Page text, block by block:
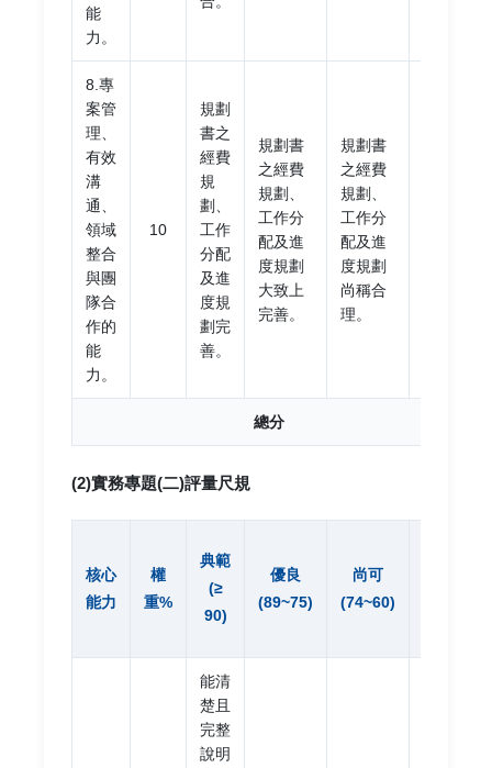
能
力。
8.專
案管
理、
有效
溝
通、
領域
整合
與團
隊合
作的
能
力。
10
規劃
書之
經費
規
劃、
工作
分配
及進
度規
劃完
善。
規劃書
之經費
規劃、
工作分
配及進
度規劃
大致上
完善。
規劃書
之經費
規劃、
工作分
配及進
度規劃
尚稱合
理。
總分
(2)實務專題(二)評量尺規
核心
能力
權
重%
典範
(≥
90)
優良
(89~75)
尚可
(74~60)
能清
楚且
完整
說明